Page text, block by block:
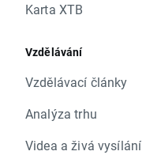
Karta XTB
Vzdělávání
Vzdělávací články
Analýza trhu
Videa a živá vysílání